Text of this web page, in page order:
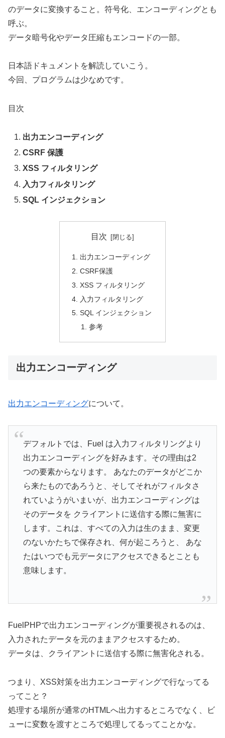
のデータに変換すること。符号化、エンコーディングとも
呼ぶ。
データ暗号化やデータ圧縮もエンコードの一部。
日本語ドキュメントを解読していこう。
今回、プログラムは少なめです。
目次
出力エンコーディング
CSRF 保護
XSS フィルタリング
入力フィルタリング
SQL インジェクション
目次
出力エンコーディング
CSRF保護
XSS フィルタリング
入力フィルタリング
SQL インジェクション
参考
出力エンコーディング
出力エンコーディングについて。
デフォルトでは、Fuel は入力フィルタリングより
出力エンコーディングを好みます。その理由は2
つの要素からなります。 あなたのデータがどこか
ら来たものであろうと、そしてそれがフィルタさ
れていようがいまいが、出力エンコーディングは
そのデータを クライアントに送信する際に無害に
します。これは、すべての入力は生のまま、変更
のないかたちで保存され、何が起ころうと、 あな
たはいつでも元データにアクセスできるとことも
意味します。
FuelPHPで出力エンコーディングが重要視されるのは、
入力されたデータを元のままアクセスするため。
データは、クライアントに送信する際に無害化される。
つまり、XSS対策を出力エンコーディングで行なってる
ってこと？
処理する場所が通常のHTMLへ出力するところでなく、ビ
ューに変数を渡すところで処理してるってことかな。